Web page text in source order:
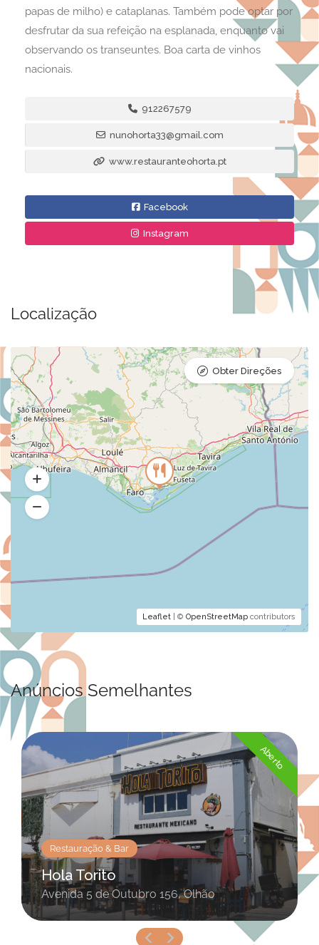
papas de milho) e cataplanas. Também pode optar por
desfrutar da sua refeição na esplanada, enquanto vai
observando os transeuntes. Boa carta de vinhos
nacionais.
912267579
nunohorta33@gmail.com
www.restauranteohorta.pt
Facebook
Instagram
Localização
Leaflet | © OpenStreetMap contributors
Obter Direções
Anúncios Semelhantes
Aberto
Restauração & Bar
Hola Torito
Avenida 5 de Outubro 156, Olhão